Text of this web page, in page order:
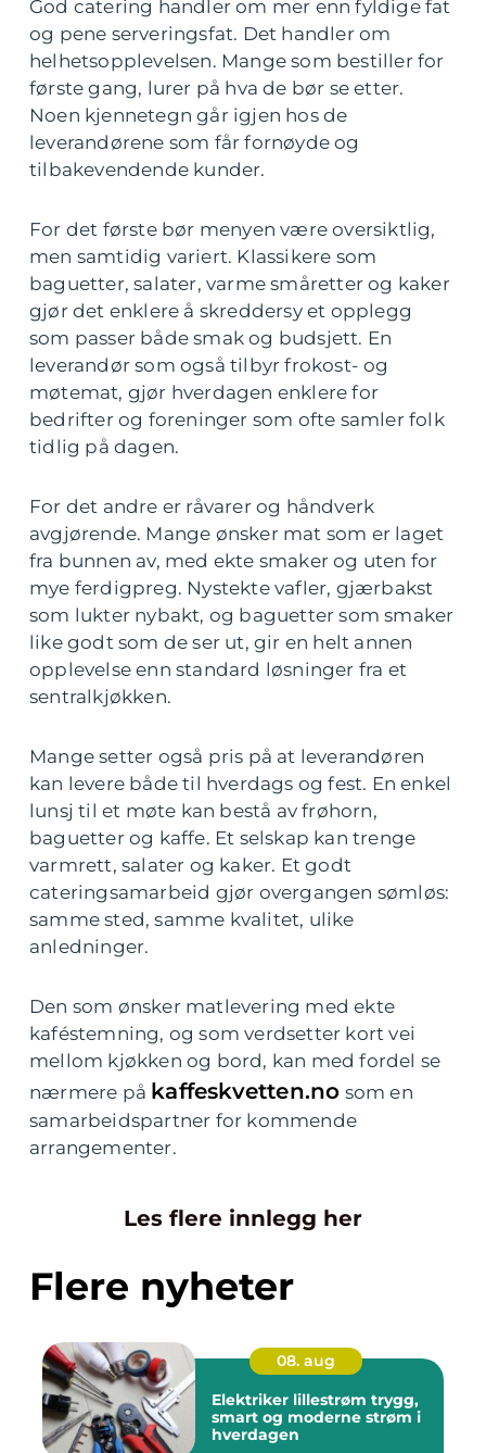
God catering handler om mer enn fyldige fat
og pene serveringsfat. Det handler om
helhetsopplevelsen. Mange som bestiller for
første gang, lurer på hva de bør se etter.
Noen kjennetegn går igjen hos de
leverandørene som får fornøyde og
tilbakevendende kunder.
For det første bør menyen være oversiktlig,
men samtidig variert. Klassikere som
baguetter, salater, varme småretter og kaker
gjør det enklere å skreddersy et opplegg
som passer både smak og budsjett. En
leverandør som også tilbyr frokost- og
møtemat, gjør hverdagen enklere for
bedrifter og foreninger som ofte samler folk
tidlig på dagen.
For det andre er råvarer og håndverk
avgjørende. Mange ønsker mat som er laget
fra bunnen av, med ekte smaker og uten for
mye ferdigpreg. Nystekte vafler, gjærbakst
som lukter nybakt, og baguetter som smaker
like godt som de ser ut, gir en helt annen
opplevelse enn standard løsninger fra et
sentralkjøkken.
Mange setter også pris på at leverandøren
kan levere både til hverdags og fest. En enkel
lunsj til et møte kan bestå av frøhorn,
baguetter og kaffe. Et selskap kan trenge
varmrett, salater og kaker. Et godt
cateringsamarbeid gjør overgangen sømløs:
samme sted, samme kvalitet, ulike
anledninger.
Den som ønsker matlevering med ekte
kaféstemning, og som verdsetter kort vei
mellom kjøkken og bord, kan med fordel se
nærmere på kaffeskvetten.no som en
samarbeidspartner for kommende
arrangementer.
Les flere innlegg her
Flere nyheter
08. aug
Elektriker lillestrøm trygg,
smart og moderne strøm i
hverdagen